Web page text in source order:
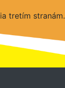
tretím stranám.